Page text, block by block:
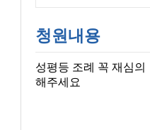
청원내용
성평등 조례 꼭 재심의
해주세요